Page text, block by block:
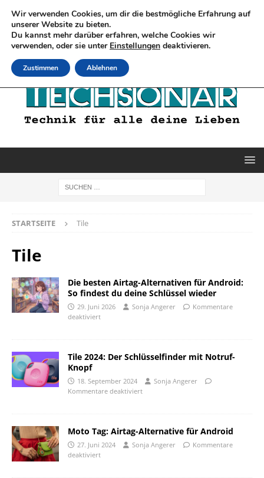
STARTSEITE Tile
Tile
Die besten Airtag-Alternativen für Android:
So findest du deine Schlüssel wieder
29. Juni 2026 Sonja Angerer
Kommentare
deaktiviert
Tile 2024: Der Schlüsselfinder mit Notruf-
Knopf
18. September 2024
Sonja Angerer
Kommentare deaktiviert
Moto Tag: Airtag-Alternative für Android
27. Juni 2024 Sonja Angerer
Kommentare
deaktiviert
Wir verwenden Cookies, um dir die bestmögliche Erfahrung auf
unserer Website zu bieten.
Du kannst mehr darüber erfahren, welche Cookies wir
verwenden, oder sie unter Einstellungen deaktivieren.
Zustimmen Ablehnen